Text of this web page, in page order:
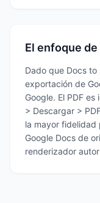
El enfoque de
Dado que Docs to
exportación de
Google. El PDF
> Descargar >
la mayor fidelidad
Google Docs de
renderizador